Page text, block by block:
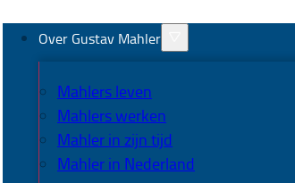
Over Gustav Mahler
Mahlers leven
Mahlers werken
Mahler in zijn tijd
Mahler in Nederland